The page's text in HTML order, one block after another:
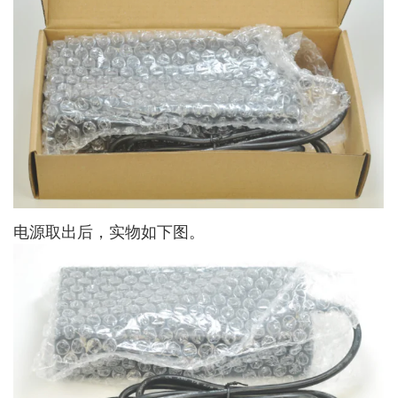
电源取出后，实物如下图。